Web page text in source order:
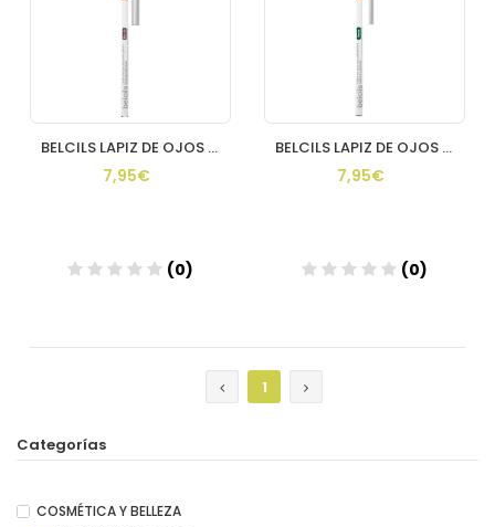
BELCILS LAPIZ DE OJOS HIPOALERGENICO 1 UNIDAD TEXTURA CREMOS
7,95€
(0)
BELCILS LAPIZ DE OJOS HIPOALERGENICO 1 UNIDAD TEXTURA CREMOS
7,95€
(0)
1
Categorías
COSMÉTICA Y BELLEZA